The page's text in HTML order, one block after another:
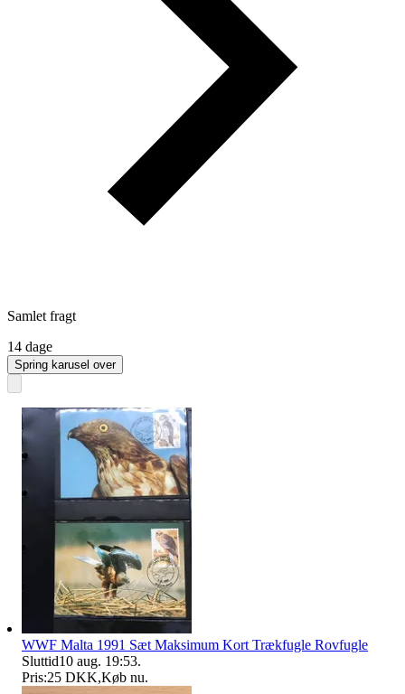
Samlet fragt
14 dage
Spring karusel over
WWF Malta 1991 Sæt Maksimum Kort Trækfugle Rovfugle
Sluttid10 aug. 19:53.
Pris:25 DKK,Køb nu.